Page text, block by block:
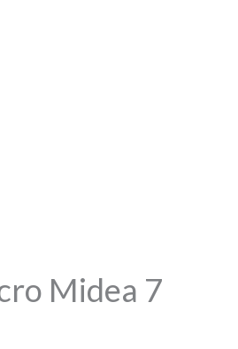
Midea 7